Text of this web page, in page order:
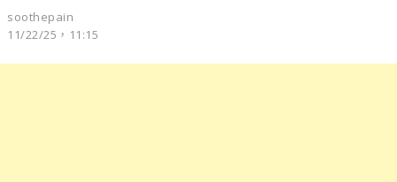
soothepain
11/22/25，11:15